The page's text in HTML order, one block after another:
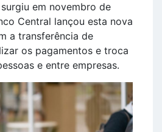
em novembro de
Central lançou esta nova
a transferência de
os pagamentos e troca
e entre empresas.